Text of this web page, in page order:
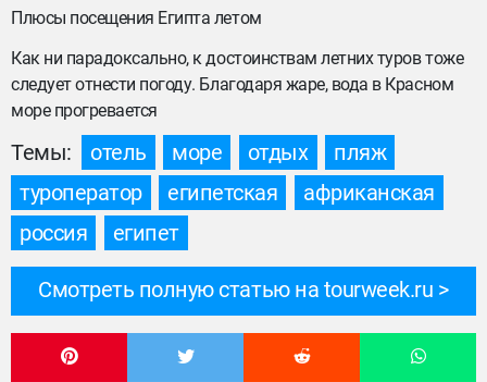
Плюсы посещения Египта летом
Как ни парадоксально, к достоинствам летних туров тоже
следует отнести погоду. Благодаря жаре, вода в Красном
море прогревается
Темы: отель море отдых
пляж
туроператор
египетская
африканская
россия
египет
Смотреть полную статью на tourweek.ru